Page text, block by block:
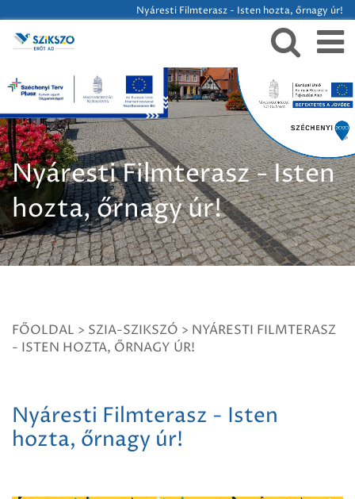
Nyáresti Filmterasz - Isten hozta, őrnagy úr!
Nyáresti Filmterasz - Isten
hozta, őrnagy úr!
FŐOLDAL > SZIA-SZIKSZÓ > NYÁRESTI FILMTERASZ
- ISTEN HOZTA, ŐRNAGY ÚR!
Nyáresti Filmterasz - Isten
hozta, őrnagy úr!